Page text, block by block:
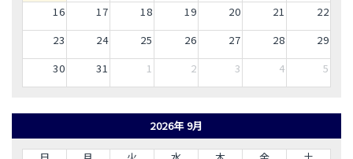
16
17 18 19 20 21
22
23
24 25 26 27 28
29
30
31 1 2 3 4 5
2026年 9月